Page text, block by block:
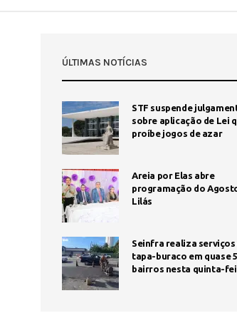
ÚLTIMAS NOTÍCIAS
STF suspende
sobre aplicação de Lei
proíbe jogos de azar
Areia por Elas abre
programação do
Lilás
Seinfra realiza serviços
tapa-buraco em quase
bairros nesta quinta-